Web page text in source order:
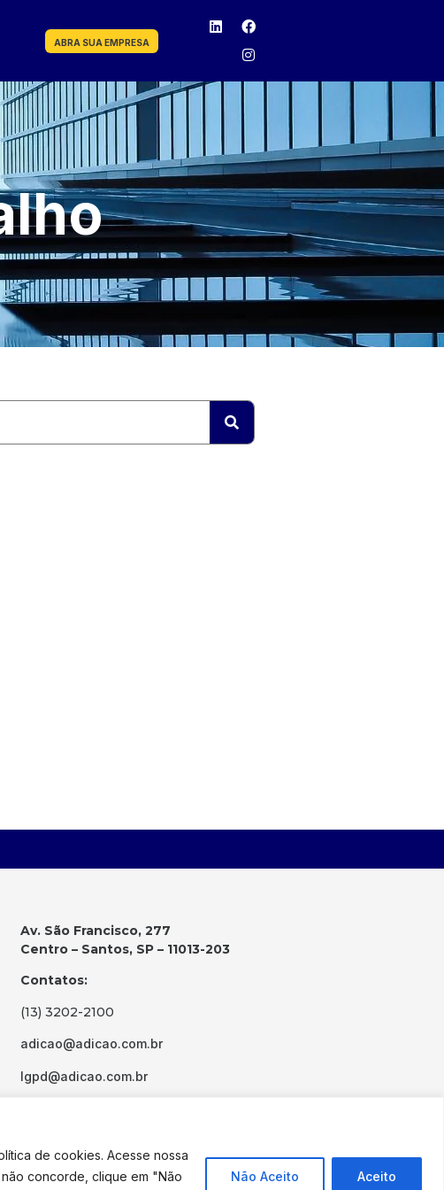
de cookies. Acesse nossa
concorde, clique em "Não
Não Aceito Aceito
ABRA SUA EMPRESA
Av. São Francisco, 277
Centro – Santos, SP – 11013-203
Contatos:
(13) 3202-2100
adicao@adicao.com.br
lgpd@adicao.com.br